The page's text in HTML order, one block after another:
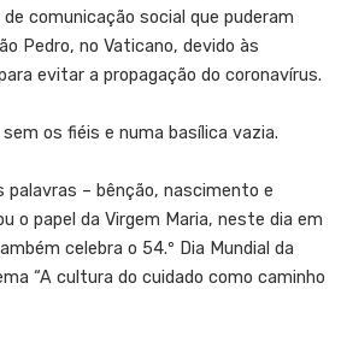
comunicação social que puderam
Pedro, no Vaticano, devido às
evitar a propagação do coronavírus.
os fiéis e numa basílica vazia.
– bênção, nascimento e
o papel da Virgem Maria, neste dia em
celebra o 54.º Dia Mundial da
“A cultura do cuidado como caminho